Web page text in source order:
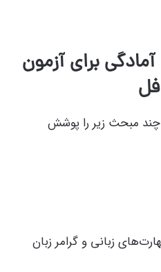
برای آزمون
مبحث زیر را پوشش
زبانی و گرامر زبان